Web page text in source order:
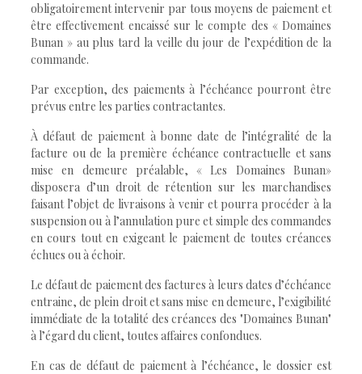
obligatoirement intervenir par tous moyens de paiement et
être effectivement encaissé sur le compte des « Domaines
Bunan » au plus tard la veille du jour de l’expédition de la
commande.
Par exception, des paiements à l’échéance pourront être
prévus entre les parties contractantes.
À défaut de paiement à bonne date de l’intégralité de la
facture ou de la première échéance contractuelle et sans
mise en demeure préalable, « Les Domaines Bunan»
disposera d’un droit de rétention sur les marchandises
faisant l’objet de livraisons à venir et pourra procéder à la
suspension ou à l’annulation pure et simple des commandes
en cours tout en exigeant le paiement de toutes créances
échues ou à échoir.
Le défaut de paiement des factures à leurs dates d’échéance
entraine, de plein droit et sans mise en demeure, l’exigibilité
immédiate de la totalité des créances des "Domaines Bunan"
à l’égard du client, toutes affaires confondues.
En cas de défaut de paiement à l’échéance, le dossier est